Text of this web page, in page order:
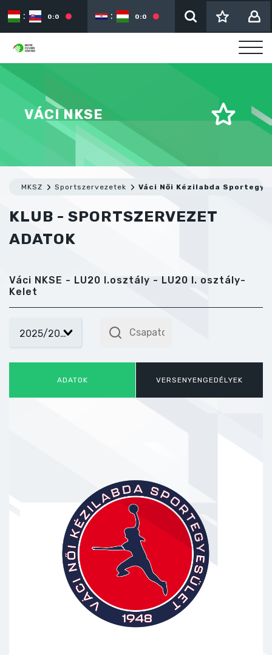
: 0:0 : 0:0 :
VÁCI NKSE
MKSZ Sportszervezetek Váci Női Kézilabda
KLUB - SPORTSZERVEZET
ADATOK
Váci NKSE - LU20 I.osztály - LU20 I. osztály-
Kelet
ADATOK VERSENYENGEDÉLYEK